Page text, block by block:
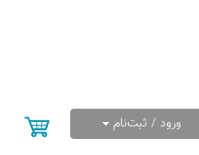
ورود / ثبت‌نام